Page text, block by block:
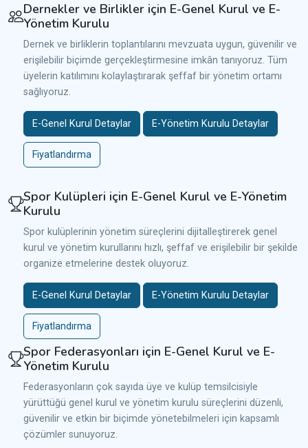
Dernekler ve Birlikler için E-Genel Kurul ve E-
Yönetim Kurulu
Dernek ve birliklerin toplantılarını mevzuata uygun, güvenilir ve
erişilebilir biçimde gerçekleştirmesine imkân tanıyoruz. Tüm
üyelerin katılımını kolaylaştırarak şeffaf bir yönetim ortamı
sağlıyoruz.
E-Genel Kurul Detaylar E-Yönetim Kurulu Detaylar
Fiyatlandırma
Spor Kulüpleri için E-Genel Kurul ve E-Yönetim
Kurulu
Spor kulüplerinin yönetim süreçlerini dijitalleştirerek genel
kurul ve yönetim kurullarını hızlı, şeffaf ve erişilebilir bir şekilde
organize etmelerine destek oluyoruz.
E-Genel Kurul Detaylar E-Yönetim Kurulu Detaylar
Fiyatlandırma
Spor Federasyonları için E-Genel Kurul ve E-
Yönetim Kurulu
Federasyonların çok sayıda üye ve kulüp temsilcisiyle
yürüttüğü genel kurul ve yönetim kurulu süreçlerini düzenli,
güvenilir ve etkin bir biçimde yönetebilmeleri için kapsamlı
çözümler sunuyoruz.